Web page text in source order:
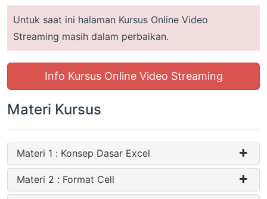
Untuk saat ini halaman Kursus Online Video
Streaming masih dalam perbaikan.
Info Kursus Online Video Streaming
Materi Kursus
Materi 1 : Konsep Dasar Excel
Materi 2 : Format Cell